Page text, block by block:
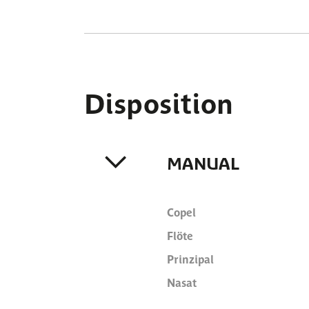
Disposition
MANUAL
Copel
Flöte
Prinzipal
Nasat